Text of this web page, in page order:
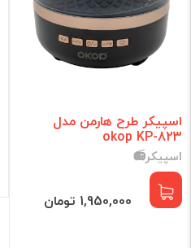
اسپیکر طرح هارمن مدل
okop KP-823
اسپیکر📻
1,950,000 تومان